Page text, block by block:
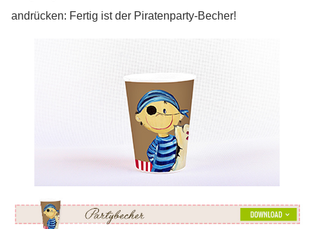
andrücken: Fertig ist der Piratenparty-Becher!